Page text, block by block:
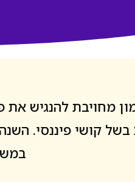
מחויבת להנגיש את
קושי פיננסי.